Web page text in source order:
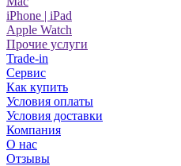
iPhone | iPad
Apple Watch
Прочие услуги
Trade-in
Сервис
Как купить
Условия оплаты
Условия доставки
Компания
О нас
Отзывы